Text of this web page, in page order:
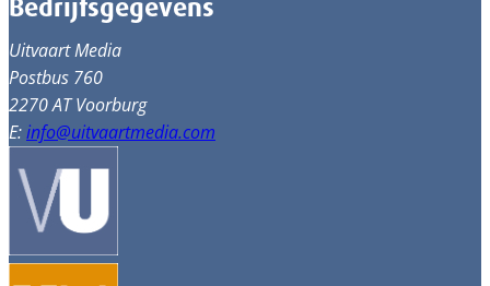
Bedrijfsgegevens
Uitvaart Media
Postbus 760
2270 AT Voorburg
E:info@uitvaartmedia.com